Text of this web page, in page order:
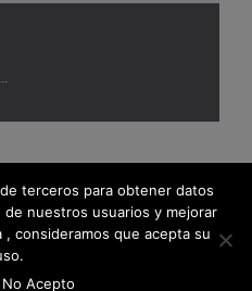
terceros para obtener datos
nuestros usuarios y mejorar
consideramos que acepta su
No Acepto